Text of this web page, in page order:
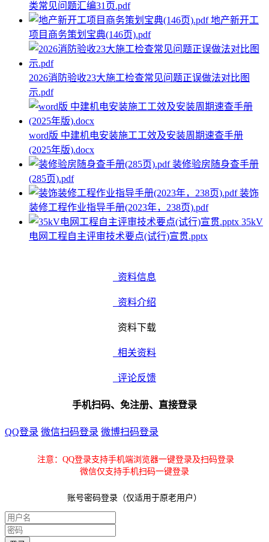
类常见问题汇编31页.pdf
地产新开工
项目商务策划宝典(146页).pdf
2026消防验收23大施工检查常见问题正误做法对比图
示.pdf
word版 中建机电安装施工工效及安装周期速查手册
(2025年版).docx
装修验房随身查手册
(285页).pdf
装饰
装修工程作业指导手册(2023年，238页).pdf
35kV
电网工程自主评审技术要点(试行)宣贯.pptx
资料信息
资料介绍
资料下载
相关资料
评论反馈
手机扫码、免注册、直接登录
QQ登录 微信扫码登录 微博扫码登录
注意：QQ登录支持手机端浏览器一键登录及扫码登录
微信仅支持手机扫码一键登录
账号密码登录（仅适用于原老用户）